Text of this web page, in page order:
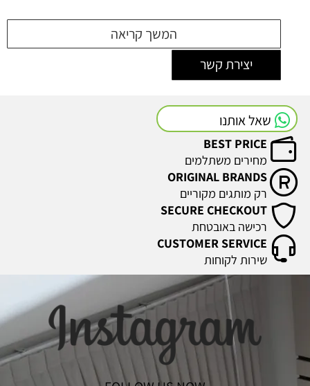
המשך קריאה
יצירת קשר
שאל אותנו
מחירים משתלמים
רק מותגים מקוריים
רכישה באובטחת
שירות לקוחות